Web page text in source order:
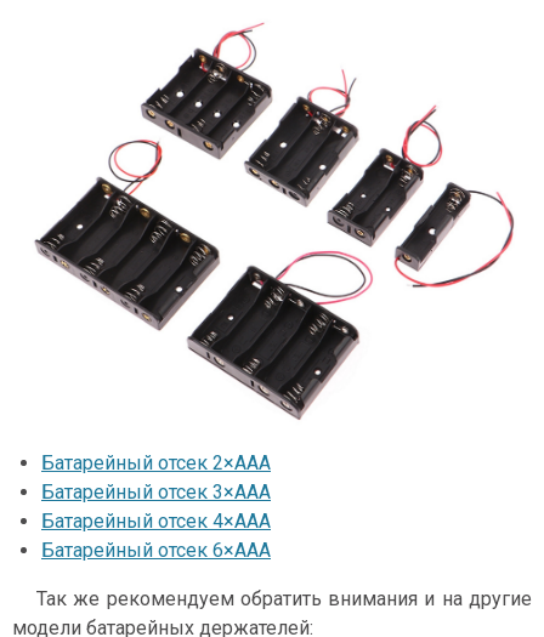
Батарейный отсек 2×ААА
Батарейный отсек 3×ААА
Батарейный отсек 4×ААА
Батарейный отсек 6×ААА
Так же рекомендуем обратить внимания и на другие
модели батарейных держателей: